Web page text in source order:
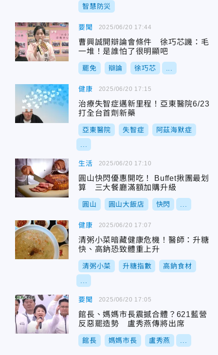
智慧防災
要聞
曹興誠開辯論會條件 徐巧芯譏：毛
一堆！是誰怕了很明顯吧
罷免 辯論 徐巧芯
2025/06/20 17:44
健康
治療失智症邁新里程！亞東醫院6/23
打全台首劑新藥
亞東醫院 失智症 阿茲海默症
2025/06/20 17:15
生活
圓山快閃優惠開吃！ Buffet揪團最划
算 三大餐廳滿額加購升級
圓山 圓山大飯店 快閃
2025/06/20 17:10
健康
清粥小菜暗藏健康危機！醫師：升糖
快、高鈉恐致體重上升
清粥小菜 升糖指數 高鈉食材
2025/06/20 17:07
要聞
館長、媽媽市長震撼合體？621藍營
反惡罷造勢 盧秀燕傳將出席
館長 媽媽市長 盧秀燕
2025/06/20 17:05